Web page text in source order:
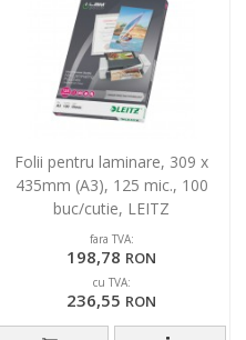
Folii pentru laminare, 309 x
435mm (A3), 125 mic., 100
buc/cutie, LEITZ
fara TVA:
198,78 RON
cu TVA:
236,55 RON